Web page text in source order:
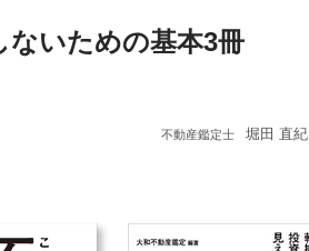
ないための基本3冊
不動産鑑定士 堀田 直紀